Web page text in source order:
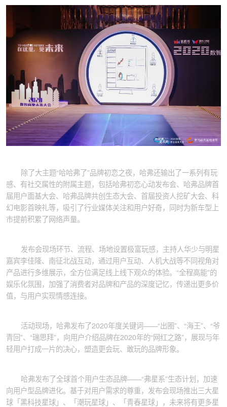
除了大主题“哈哈弗了”品牌初恋之夜，哈弗还输出了一系列有玩
感、有社交属性的附属主题，包括哈弗初恋心动发布会、哈弗品牌首
届用户面基大会、哈弗品牌共创生态大会、首届投资人挖矿大会、科
幻电影首映礼等，吸引了行业媒体关注和用户好奇，同时为新车型上
市提前积累了网络声量。
发布会现场环节、流程、场地设置极富玩感，主持人华少与明星
嘉宾李佳隆、南征北战互动，通过用户互动、人机大战等不同视角对
产品进行多维展示，全方位满足线上线下观众的体验。“全程高能”的
娱乐化氛围，加强了消费者对品牌和产品的深度记忆，传递出更多价
值，与用户实现情感连接。
活动现场，哈弗发布了2020年度关键词——“出圈”、“海王”、“爷
青回”、“瑞思拜”，向用户介绍品牌在2020年的“网红之路”，展现与年
轻用户打成一片的决心，塑造更会玩、敢玩的品牌形象。
哈弗发布了全球首个用户生态品牌——“弗星系”生态计划，加速
向用户型品牌进化。基于对用户需求的尊重，发布会现场推出三大星
球「黑科技星球」、「潮玩星球」、「青春星球」，未来将有更多星